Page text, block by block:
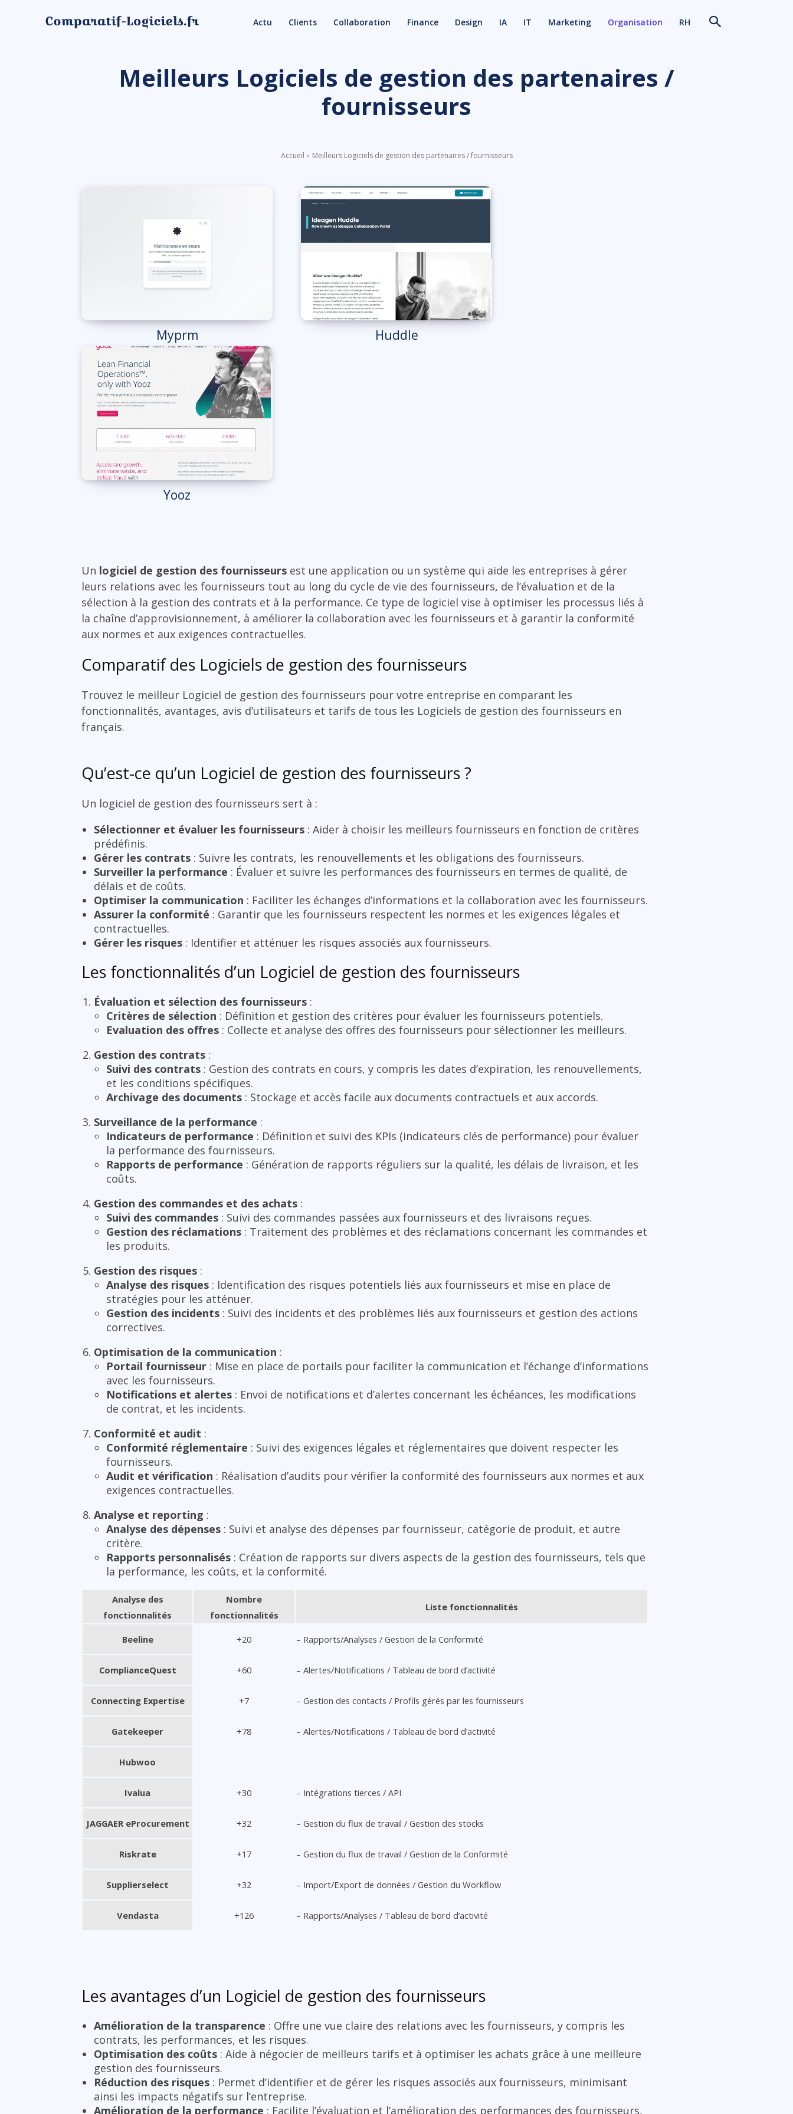
Actu Clients Collaboration Finance Design IA IT Marketing Organisation RH
Meilleurs Logiciels de gestion des partenaires /
fournisseurs
Accueil Meilleurs Logiciels de gestion des partenaires / fournisseurs
Myprm Huddle
Yooz
Un logiciel de gestion des fournisseurs est une application ou un système qui aide les entreprises à gérer
leurs relations avec les fournisseurs tout au long du cycle de vie des fournisseurs, de l’évaluation et de la
sélection à la gestion des contrats et à la performance. Ce type de logiciel vise à optimiser les processus liés à
la chaîne d’approvisionnement, à améliorer la collaboration avec les fournisseurs et à garantir la conformité
aux normes et aux exigences contractuelles.
Comparatif des Logiciels de gestion des fournisseurs
Trouvez le meilleur Logiciel de gestion des fournisseurs pour votre entreprise en comparant les
fonctionnalités, avantages, avis d’utilisateurs et tarifs de tous les Logiciels de gestion des fournisseurs en
français.
Qu’est-ce qu’un Logiciel de gestion des fournisseurs ?
Un logiciel de gestion des fournisseurs sert à :
Sélectionner et évaluer les fournisseurs : Aider à choisir les meilleurs fournisseurs en fonction de critères
prédéfinis.
Gérer les contrats : Suivre les contrats, les renouvellements et les obligations des fournisseurs.
Surveiller la performance : Évaluer et suivre les performances des fournisseurs en termes de qualité, de
délais et de coûts.
Optimiser la communication : Faciliter les échanges d’informations et la collaboration avec les fournisseurs.
Assurer la conformité : Garantir que les fournisseurs respectent les normes et les exigences légales et
contractuelles.
Gérer les risques : Identifier et atténuer les risques associés aux fournisseurs.
Les fonctionnalités d’un Logiciel de gestion des fournisseurs
Évaluation et sélection des fournisseurs :
Critères de sélection : Définition et gestion des critères pour évaluer les fournisseurs potentiels.
Evaluation des offres : Collecte et analyse des offres des fournisseurs pour sélectionner les meilleurs.
Gestion des contrats :
Suivi des contrats : Gestion des contrats en cours, y compris les dates d’expiration, les renouvellements,
et les conditions spécifiques.
Archivage des documents : Stockage et accès facile aux documents contractuels et aux accords.
Surveillance de la performance :
Indicateurs de performance : Définition et suivi des KPIs (indicateurs clés de performance) pour évaluer
la performance des fournisseurs.
Rapports de performance : Génération de rapports réguliers sur la qualité, les délais de livraison, et les
coûts.
Gestion des commandes et des achats :
Suivi des commandes : Suivi des commandes passées aux fournisseurs et des livraisons reçues.
Gestion des réclamations : Traitement des problèmes et des réclamations concernant les commandes et
les produits.
Gestion des risques :
Analyse des risques : Identification des risques potentiels liés aux fournisseurs et mise en place de
stratégies pour les atténuer.
Gestion des incidents : Suivi des incidents et des problèmes liés aux fournisseurs et gestion des actions
correctives.
Optimisation de la communication :
Portail fournisseur : Mise en place de portails pour faciliter la communication et l’échange d’informations
avec les fournisseurs.
Notifications et alertes : Envoi de notifications et d’alertes concernant les échéances, les modifications
de contrat, et les incidents.
Conformité et audit :
Conformité réglementaire : Suivi des exigences légales et réglementaires que doivent respecter les
fournisseurs.
Audit et vérification : Réalisation d’audits pour vérifier la conformité des fournisseurs aux normes et aux
exigences contractuelles.
Analyse et reporting :
Analyse des dépenses : Suivi et analyse des dépenses par fournisseur, catégorie de produit, et autre
critère.
Rapports personnalisés : Création de rapports sur divers aspects de la gestion des fournisseurs, tels que
la performance, les coûts, et la conformité.
Analyse des
fonctionnalités
Nombre
fonctionnalités
Liste fonctionnalités
Beeline +20 – Rapports/Analyses / Gestion de la Conformité
ComplianceQuest +60 – Alertes/Notifications / Tableau de bord d’activité
Connecting Expertise +7 – Gestion des contacts / Profils gérés par les fournisseurs
Gatekeeper +78 – Alertes/Notifications / Tableau de bord d’activité
Hubwoo
Ivalua +30 – Intégrations tierces / API
JAGGAER eProcurement +32 – Gestion du flux de travail / Gestion des stocks
Riskrate +17 – Gestion du flux de travail / Gestion de la Conformité
Supplierselect +32 – Import/Export de données / Gestion du Workflow
Vendasta +126 – Rapports/Analyses / Tableau de bord d’activité
Les avantages d’un Logiciel de gestion des fournisseurs
Amélioration de la transparence : Offre une vue claire des relations avec les fournisseurs, y compris les
contrats, les performances, et les risques.
Optimisation des coûts : Aide à négocier de meilleurs tarifs et à optimiser les achats grâce à une meilleure
gestion des fournisseurs.
Réduction des risques : Permet d’identifier et de gérer les risques associés aux fournisseurs, minimisant
ainsi les impacts négatifs sur l’entreprise.
Amélioration de la performance : Facilite l’évaluation et l’amélioration des performances des fournisseurs,